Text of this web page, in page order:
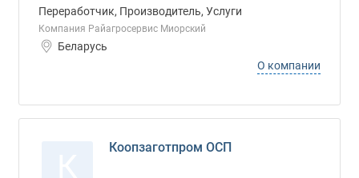
Переработчик, Производитель, Услуги
Компания Райагросервис Миорский
Беларусь
О компании
Коопзаготпром ОСП